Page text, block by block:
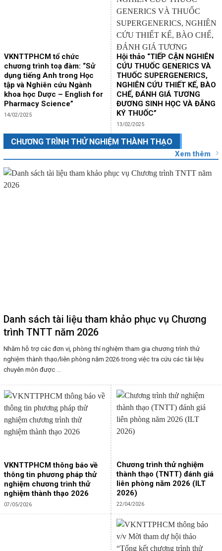
VKNTTPHCM tổ chức
chương trình toạ đàm: “Sử
dụng tiếng Anh trong Học
tập và Nghiên cứu Ngành
khoa học Dược – English for
Pharmacy Science”
14/02/2025
Hội thảo “TIẾP CẬN NGHIÊN
CỨU THUỐC GENERICS VÀ
THUỐC SUPERGENERICS,
NGHIÊN CỨU THIẾT KẾ, BÀO
CHẾ, ĐÁNH GIÁ TƯƠNG
ĐƯƠNG SINH HỌC VÀ ĐĂNG
KÝ THUỐC”
13/02/2025
CHƯƠNG TRÌNH THỬ NGHIỆM THÀNH THẠO
Xem thêm
Danh sách tài liệu tham khảo phục vụ Chương
trình TNTT năm 2026
Nhằm hỗ trợ các đơn vị, phòng thí nghiệm tham gia chương trình thử
nghiệm thành thạo/liên phòng năm 2026 trong việc tra cứu các tài liệu
chuyên môn được ...
VKNTTPHCM thông báo về
thông tin phương pháp thử
nghiệm chương trình thử
nghiệm thành thạo 2026
07/05/2026
Chương trình thử nghiệm
thành thạo (TNTT) đánh giá
liên phòng năm 2026 (ILT
2026)
22/04/2026